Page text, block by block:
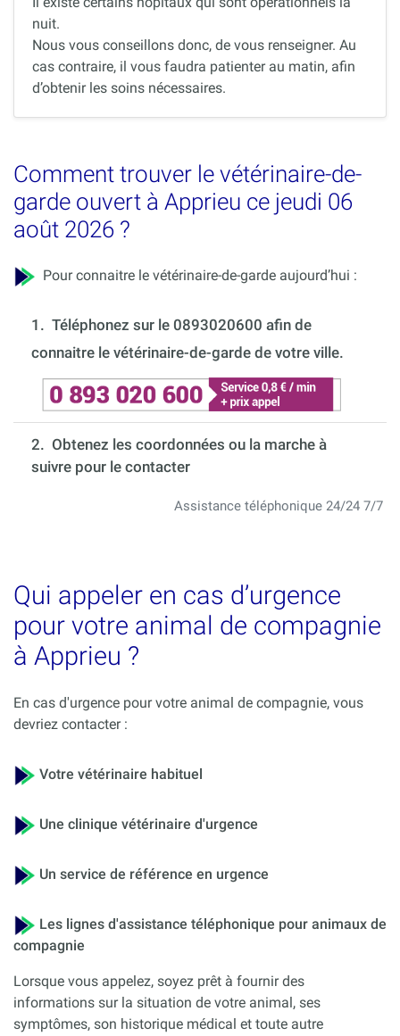
nuit.
Nous vous conseillons donc, de vous renseigner. Au
cas contraire, il vous faudra patienter au matin, afin
d’obtenir les soins nécessaires.
Comment trouver le vétérinaire-de-
garde ouvert à Apprieu ce jeudi 06
août 2026 ?
Pour connaitre le vétérinaire-de-garde aujourd’hui :
1. Téléphonez sur le 0893020600 afin de
connaitre le vétérinaire-de-garde de votre ville.
2. Obtenez les coordonnées ou la marche à
suivre pour le contacter
Assistance téléphonique 24/24 7/7
Qui appeler en cas d’urgence
pour votre animal de compagnie
à Apprieu ?
En cas d'urgence pour votre animal de compagnie, vous
devriez contacter :
Votre vétérinaire habituel
Une clinique vétérinaire d'urgence
Un service de référence en urgence
Les lignes d'assistance téléphonique pour animaux de
compagnie
Lorsque vous appelez, soyez prêt à fournir des
informations sur la situation de votre animal, ses
symptômes, son historique médical et toute autre